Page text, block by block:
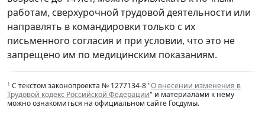
работам, сверхурочной трудовой деятельности или
направлять в командировки только с их
письменного согласия и при условии, что это не
запрещено им по медицинским показаниям.
1 С текстом законопроекта № 1277134-8 "О внесении изменения в
Трудовой кодекс Российской Федерации" и материалами к нему
можно ознакомиться на официальном сайте Госдумы.